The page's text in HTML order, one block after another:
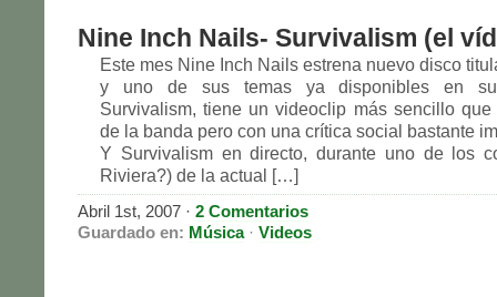
Nine Inch Nails- Survivalism (el
Este mes Nine Inch Nails estrena nuevo disco
y uno de sus temas ya disponibles en
Survivalism, tiene un videoclip más sencillo
de la banda pero con una crítica social bastante
Y Survivalism en directo, durante uno de los
Riviera?) de la actual […]
Abril 1st, 2007 · 2 Comentarios
Guardado en: Música· Videos